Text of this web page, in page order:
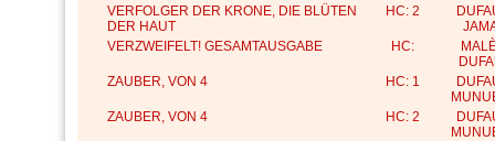
VERFOLGER DER KRONE, DIE BLÜTEN
DER HAUT
HC: 2
VERZWEIFELT! GESAMTAUSGABE
HC:
ZAUBER, VON 4
HC: 1
ZAUBER, VON 4
HC: 2